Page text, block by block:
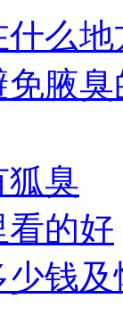
么地
腋
狐臭
的好
钱